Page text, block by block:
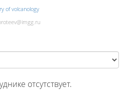
of volcanology
отсутствует.